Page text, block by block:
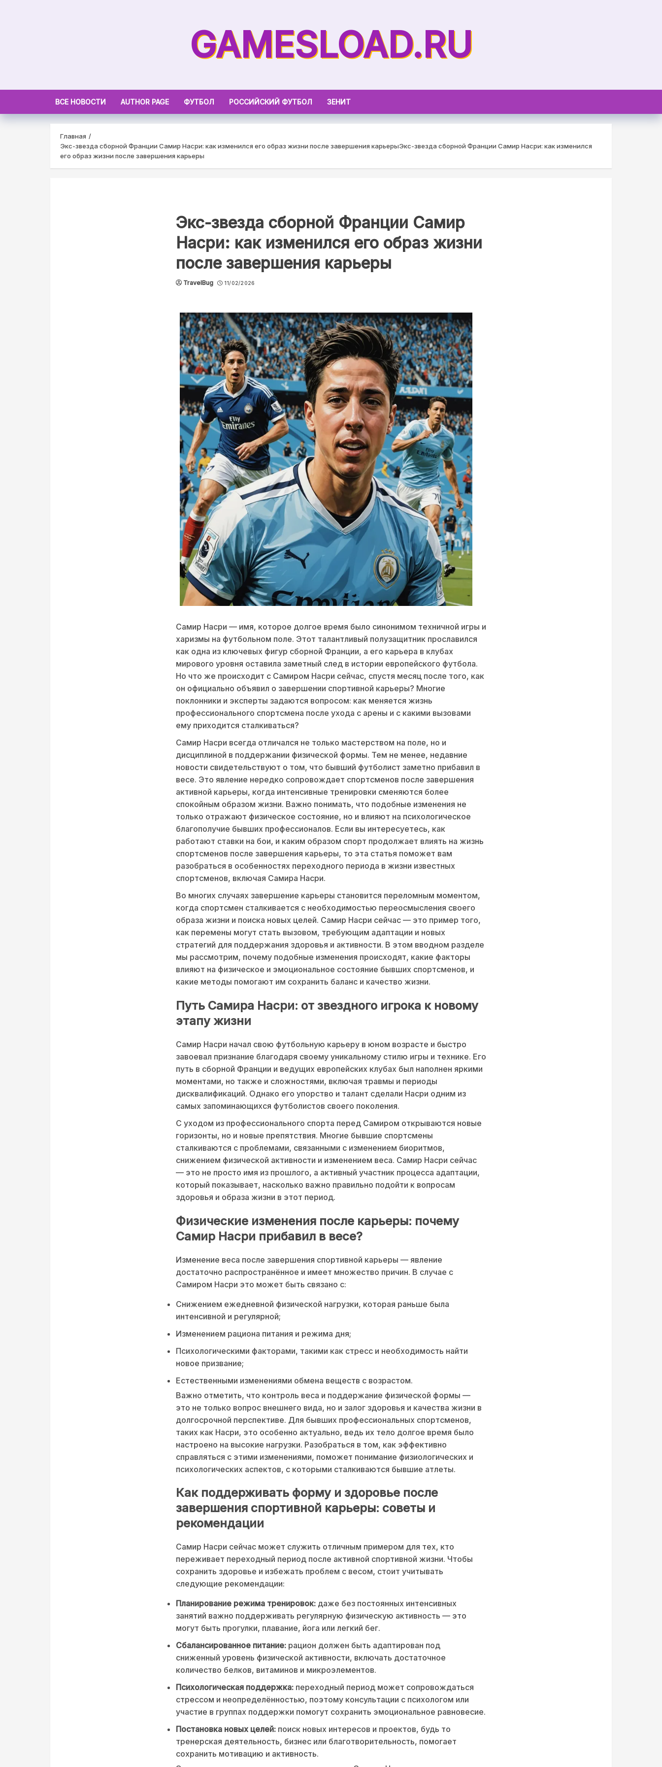
GAMESLOAD.RU
ВСЕ НОВОСТИ AUTHOR PAGE ФУТБОЛ РОССИЙСКИЙ ФУТБОЛ ЗЕНИТ
Главная
Экс-звезда сборной Франции Самир Насри: как изменился его образ жизни после завершения карьерыЭкс-звезда сборной Франции Самир Насри: как изменился
его образ жизни после завершения карьеры
Экс-звезда сборной Франции Самир
Насри: как изменился его образ жизни
после завершения карьеры
TravelBug 11/02/2026
Самир Насри — имя, которое долгое время было синонимом техничной игры и
харизмы на футбольном поле. Этот талантливый полузащитник прославился
как одна из ключевых фигур сборной Франции, а его карьера в клубах
мирового уровня оставила заметный след в истории европейского футбола.
Но что же происходит с Самиром Насри сейчас, спустя месяц после того, как
он официально объявил о завершении спортивной карьеры? Многие
поклонники и эксперты задаются вопросом: как меняется жизнь
профессионального спортсмена после ухода с арены и с какими вызовами
ему приходится сталкиваться?
Самир Насри всегда отличался не только мастерством на поле, но и
дисциплиной в поддержании физической формы. Тем не менее, недавние
новости свидетельствуют о том, что бывший футболист заметно прибавил в
весе. Это явление нередко сопровождает спортсменов после завершения
активной карьеры, когда интенсивные тренировки сменяются более
спокойным образом жизни. Важно понимать, что подобные изменения не
только отражают физическое состояние, но и влияют на психологическое
благополучие бывших профессионалов. Если вы интересуетесь, как
работают ставки на бои, и каким образом спорт продолжает влиять на жизнь
спортсменов после завершения карьеры, то эта статья поможет вам
разобраться в особенностях переходного периода в жизни известных
спортсменов, включая Самира Насри.
Во многих случаях завершение карьеры становится переломным моментом,
когда спортсмен сталкивается с необходимостью переосмысления своего
образа жизни и поиска новых целей. Самир Насри сейчас — это пример того,
как перемены могут стать вызовом, требующим адаптации и новых
стратегий для поддержания здоровья и активности. В этом вводном разделе
мы рассмотрим, почему подобные изменения происходят, какие факторы
влияют на физическое и эмоциональное состояние бывших спортсменов, и
какие методы помогают им сохранить баланс и качество жизни.
Путь Самира Насри: от звездного игрока к новому
этапу жизни
Самир Насри начал свою футбольную карьеру в юном возрасте и быстро
завоевал признание благодаря своему уникальному стилю игры и технике. Его
путь в сборной Франции и ведущих европейских клубах был наполнен яркими
моментами, но также и сложностями, включая травмы и периоды
дисквалификаций. Однако его упорство и талант сделали Насри одним из
самых запоминающихся футболистов своего поколения.
С уходом из профессионального спорта перед Самиром открываются новые
горизонты, но и новые препятствия. Многие бывшие спортсмены
сталкиваются с проблемами, связанными с изменением биоритмов,
снижением физической активности и изменением веса. Самир Насри сейчас
— это не просто имя из прошлого, а активный участник процесса адаптации,
который показывает, насколько важно правильно подойти к вопросам
здоровья и образа жизни в этот период.
Физические изменения после карьеры: почему
Самир Насри прибавил в весе?
Изменение веса после завершения спортивной карьеры — явление
достаточно распространённое и имеет множество причин. В случае с
Самиром Насри это может быть связано с:
Снижением ежедневной физической нагрузки, которая раньше была
интенсивной и регулярной;
Изменением рациона питания и режима дня;
Психологическими факторами, такими как стресс и необходимость найти
новое призвание;
Естественными изменениями обмена веществ с возрастом.
Важно отметить, что контроль веса и поддержание физической формы —
это не только вопрос внешнего вида, но и залог здоровья и качества жизни в
долгосрочной перспективе. Для бывших профессиональных спортсменов,
таких как Насри, это особенно актуально, ведь их тело долгое время было
настроено на высокие нагрузки. Разобраться в том, как эффективно
справляться с этими изменениями, поможет понимание физиологических и
психологических аспектов, с которыми сталкиваются бывшие атлеты.
Как поддерживать форму и здоровье после
завершения спортивной карьеры: советы и
рекомендации
Самир Насри сейчас может служить отличным примером для тех, кто
переживает переходный период после активной спортивной жизни. Чтобы
сохранить здоровье и избежать проблем с весом, стоит учитывать
следующие рекомендации:
Планирование режима тренировок: даже без постоянных интенсивных
занятий важно поддерживать регулярную физическую активность — это
могут быть прогулки, плавание, йога или легкий бег.
Сбалансированное питание: рацион должен быть адаптирован под
сниженный уровень физической активности, включать достаточное
количество белков, витаминов и микроэлементов.
Психологическая поддержка: переходный период может сопровождаться
стрессом и неопределённостью, поэтому консультации с психологом или
участие в группах поддержки помогут сохранить эмоциональное равновесие.
Постановка новых целей: поиск новых интересов и проектов, будь то
тренерская деятельность, бизнес или благотворительность, помогает
сохранить мотивацию и активность.